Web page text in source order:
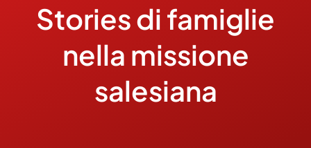
Missione
Ambienti educativi e servizi
Stories di famiglie
nella missione
salesiana